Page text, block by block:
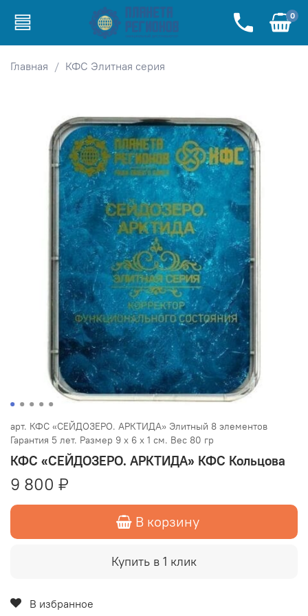
0
Главная КФС Элитная серия
арт. КФС «СЕЙДОЗЕРО. АРКТИДА» Элитный 8 элементов
Гарантия 5 лет. Размер 9 х 6 х 1 см. Вес 80 гр
КФС «СЕЙДОЗЕРО. АРКТИДА» КФС Кольцова
9 800 ₽
В корзину
Купить в 1 клик
В избранное